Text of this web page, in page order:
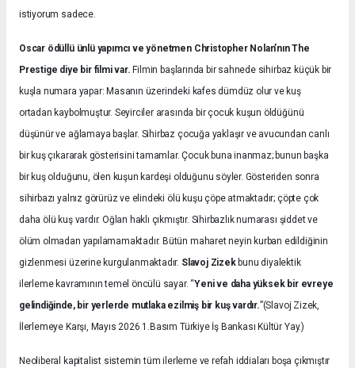
istiyorum sadece.
Oscar ödüllü ünlü yapımcı ve yönetmen Christopher Nolan’nın The
Prestige diye bir filmi var. Filmin başlarında bir sahnede sihirbaz küçük bir
kuşla numara yapar: Masanın üzerindeki kafes dümdüz olur ve kuş
ortadan kaybolmuştur. Seyirciler arasında bir çocuk kuşun öldüğünü
düşünür ve ağlamaya başlar. Sihirbaz çocuğa yaklaşır ve avucundan canlı
bir kuş çıkararak gösterisini tamamlar. Çocuk buna inanmaz; bunun başka
bir kuş olduğunu, ölen kuşun kardeşi olduğunu söyler. Gösteriden sonra
sihirbazı yalnız görürüz ve elindeki ölü kuşu çöpe atmaktadır; çöpte çok
daha ölü kuş vardır. Oğlan haklı çıkmıştır. Sihirbazlık numarası şiddet ve
ölüm olmadan yapılamamaktadır. Bütün maharet neyin kurban edildiğinin
gizlenmesi üzerine kurgulanmaktadır. Slavoj Zizekbunu diyalektik
ilerleme kavramının temel öncülü sayar. “Yeni ve daha yüksek bir evreye
gelindiğinde, bir yerlerde mutlaka ezilmiş bir kuş vardır.”(Slavoj Zizek,
İlerlemeye Karşı, Mayıs 2026 1.Basım Türkiye İş Bankası Kültür Yay.)
Neoliberal kapitalist sistemin tüm ilerleme ve refah iddiaları boşa çıkmıştır